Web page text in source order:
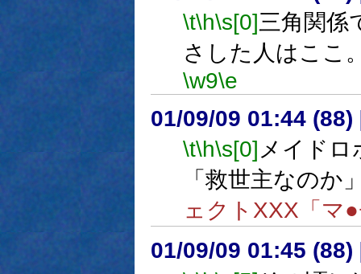
\t\h\s[0]三角関係
さした人はここ
\w9\e
01/09/09 01:44 (88)
\t\h\s[0] メイドロ
「救世主なのか
ェクトXXX「マ
01/09/09 01:45 (88)